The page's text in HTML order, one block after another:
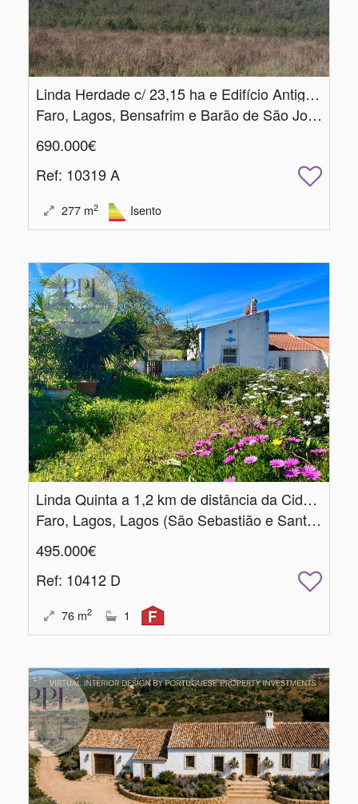
Linda Herdade c/ 23,15 ha e Edifício Antigo em Ruínas c/ 277 m2
Faro, Lagos, Bensafrim e Barão de São João
690.000€
Ref: 10319 A
277 m2 Isento
Linda Quinta a 1,2 km de distância da Cidade
Faro, Lagos, Lagos (São Sebastião e Santa Maria)
495.000€
Ref: 10412 D
76 m2 1